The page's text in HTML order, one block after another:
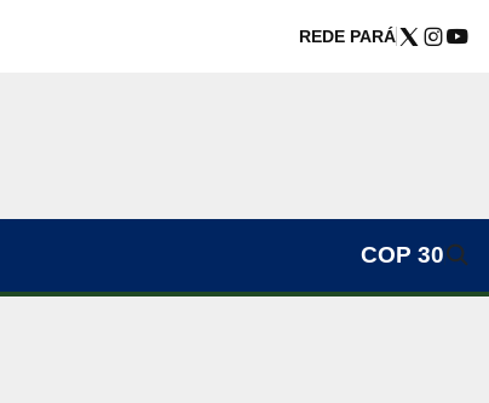
REDE PARÁ
COP 30